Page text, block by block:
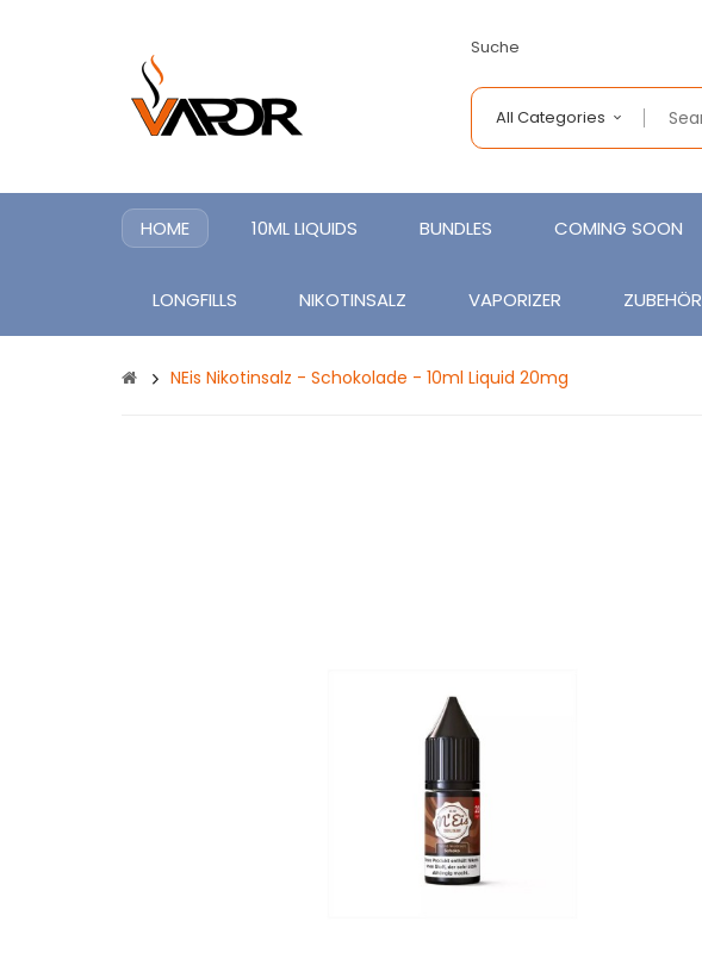
Suche
All Categories
HOME 10ML LIQUIDS BUNDLES COMING SOON
LONGFILLS NIKOTINSALZ VAPORIZER ZUBEHÖR
NEis Nikotinsalz - Schokolade - 10ml Liquid 20mg